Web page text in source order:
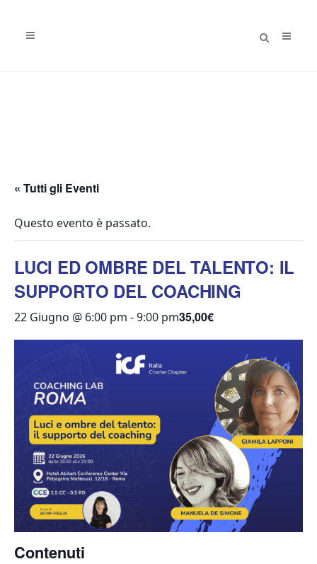
« Tutti gli Eventi
Questo evento è passato.
LUCI ED OMBRE DEL TALENTO: IL
SUPPORTO DEL COACHING
22 Giugno @ 6:00 pm -9:00 pm35,00€
Contenuti